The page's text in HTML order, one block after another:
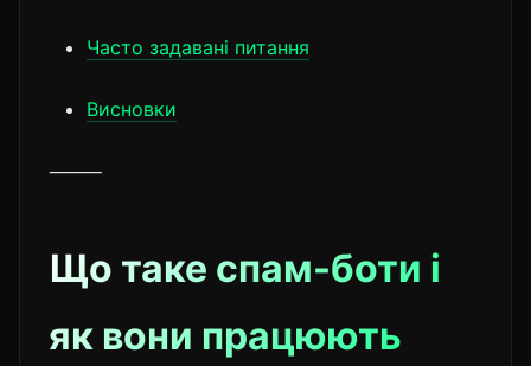
Часто задавані питання
Висновки
⸻
Що таке спам-боти і
як вони працюють